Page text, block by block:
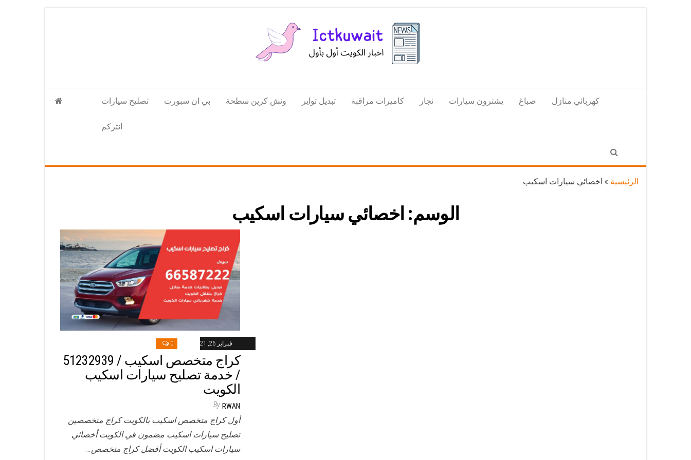
الكويت
تكنولوجيا
المعلومات
تصليح سيارات بي ان سبورت ونش كرين سطحة تبديل تواير كاميرات مراقبة نجار يشترون سيارات صباغ كهربائي منازل
انتركم
الرئيسية » اخصائي سيارات اسكيب
الوسم: اخصائي سيارات اسكيب
فبراير 26, 2021 0
/ خدمة تصليح سيارات اسكيب
الكويت
By RWAN
أول كراج متخصص اسكيب بالكويت كراج متخصصين
تصليح سيارات اسكيب مضمون في الكويت أخصائي
سيارات اسكيب الكويت أفضل كراج متخصص…